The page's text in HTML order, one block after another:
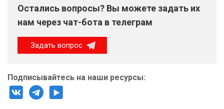
Остались вопросы? Вы можете задать их
нам через чат-бота в телеграм
Задать вопрос
Подписывайтесь на наши ресурсы: